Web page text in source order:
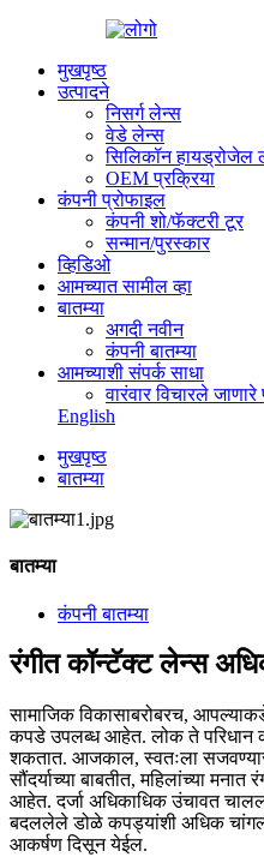
मुखपृष्ठ
उत्पादने
निसर्ग लेन्स
वेडे लेन्स
सिलिकॉन हायड्रोजेल
OEM प्रक्रिया
कंपनी प्रोफाइल
कंपनी शो/फॅक्टरी टूर
सन्मान/पुरस्कार
व्हिडिओ
आमच्यात सामील व्हा
बातम्या
अगदी नवीन
कंपनी बातम्या
आमच्याशी संपर्क साधा
वारंवार विचारले
English
मुखपृष्ठ
बातम्या
बातम्या
कंपनी बातम्या
रंगीत कॉन्टॅक्ट लेन्स
सामाजिक विकासाबरोबरच,
कपडे उपलब्ध आहेत. लोक ते परिधान
शकतात. आजकाल, स्वतःला
सौंदर्याच्या बाबतीत, महिलांच्या
आहेत. दर्जा अधिकाधिक उंचावत
बदललेले डोळे कपड्यांशी अधिक
आकर्षण दिसून येईल.